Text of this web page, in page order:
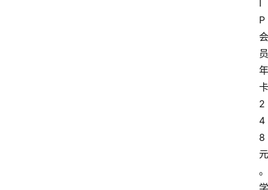
P
会
员
年
卡
2
4
8
元
。
学